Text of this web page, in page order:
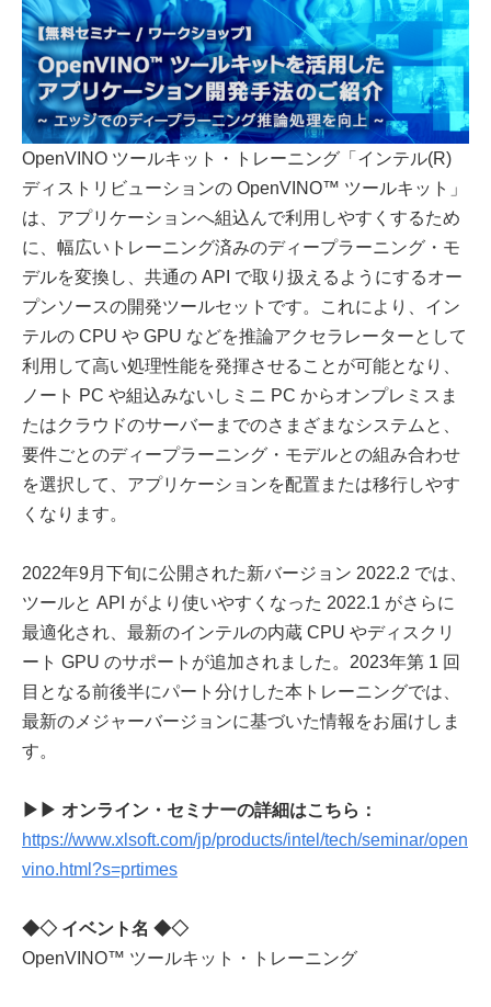
OpenVINO ツールキット・トレーニング「インテル(R)
ディストリビューションの OpenVINO™ ツールキット」
は、アプリケーションへ組込んで利用しやすくするため
に、幅広いトレーニング済みのディープラーニング・モ
デルを変換し、共通の API で取り扱えるようにするオー
プンソースの開発ツールセットです。これにより、イン
テルの CPU や GPU などを推論アクセラレーターとして
利用して高い処理性能を発揮させることが可能となり、
ノート PC や組込みないしミニ PC からオンプレミスま
たはクラウドのサーバーまでのさまざまなシステムと、
要件ごとのディープラーニング・モデルとの組み合わせ
を選択して、アプリケーションを配置または移行しやす
くなります。
2022年9月下旬に公開された新バージョン 2022.2 では、
ツールと API がより使いやすくなった 2022.1 がさらに
最適化され、最新のインテルの内蔵 CPU やディスクリ
ート GPU のサポートが追加されました。2023年第 1 回
目となる前後半にパート分けした本トレーニングでは、
最新のメジャーバージョンに基づいた情報をお届けしま
す。
▶▶ オンライン・セミナーの詳細はこちら：
https://www.xlsoft.com/jp/products/intel/tech/seminar/open
vino.html?s=prtimes
◆◇ イベント名 ◆◇
OpenVINO™ ツールキット・トレーニング